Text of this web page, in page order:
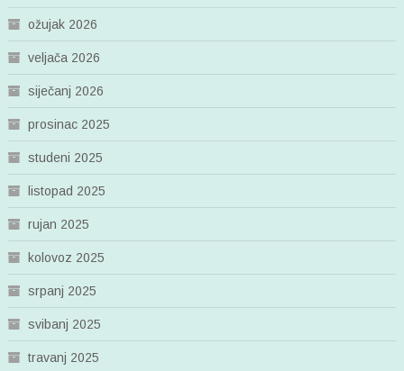
ožujak 2026
veljača 2026
siječanj 2026
prosinac 2025
studeni 2025
listopad 2025
rujan 2025
kolovoz 2025
srpanj 2025
svibanj 2025
travanj 2025